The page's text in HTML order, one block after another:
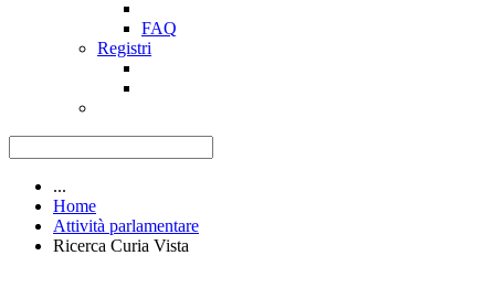
FAQ
Registri
...
Home
Attività parlamentare
Ricerca Curia Vista